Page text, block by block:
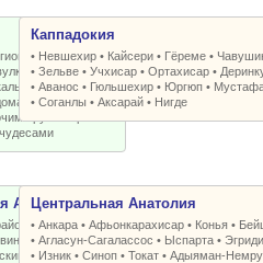
Турции с
церквями,
пещерными
рукотворными
Каппадокия
• Невшехир • Кайсери • Гёреме •
•Зельве •Учхисар •Ортахисар •
•Аванос • Гюльшехир • Юргюп •
•Соганлы •Аксарай • Нигде
Анатолия
Турции со
и античными
Центральная Анатолия
•Анкара •Афьонкарахисар • Конья •
•Агласун-Сагалассос • Ыспарта •
• Изник •Синоп •Токат •Адыяман-